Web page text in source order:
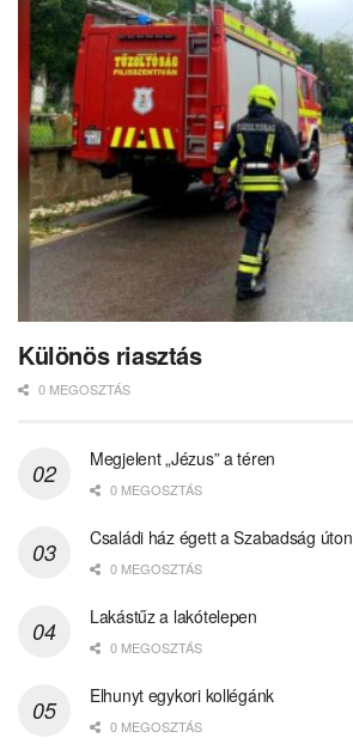
Különös riasztás
0 MEGOSZTÁS
Megjelent „Jézus” a téren
0 MEGOSZTÁS
Családi ház égett a Szabadság úton
0 MEGOSZTÁS
Lakástűz a lakótelepen
0 MEGOSZTÁS
Elhunyt egykori kollégánk
0 MEGOSZTÁS